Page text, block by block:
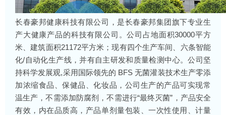
长春豪邦健康科技有限公司，是长春豪邦集团旗下专业生
产大健康产品的科技有限公司。公司占地面积30000平方
米、建筑面积21172平方米；现有四个生产车间、六条智能
化/自动化生产线，并有自主研发和质量检测中心。公司坚
持科学发展观,采用国际领先的 BFS 无菌灌装技术生产零添
加浓缩食品、保健品、化妆品，公司生产的产品可实现常
温生产，不需添加防腐剂，不需进行“最终灭菌”，产品安全
有效，内在品质高，产品单剂量包装、一次性使用、计量